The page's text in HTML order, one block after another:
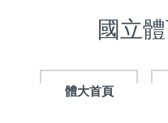
國立
體大首頁